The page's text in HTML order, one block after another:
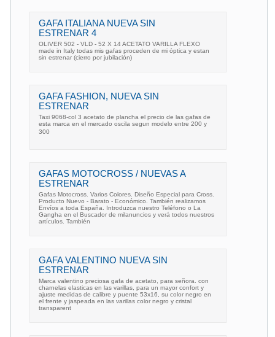
GAFA ITALIANA NUEVA SIN
ESTRENAR 4
OLIVER 502 - VLD - 52 X 14 ACETATO VARILLA FLEXO
made in Italy todas mis gafas proceden de mi óptica y estan
sin estrenar (cierro por jubilación)
GAFA FASHION, NUEVA SIN
ESTRENAR
Taxi 9068-col 3 acetato de plancha el precio de las gafas de
esta marca en el mercado oscila segun modelo entre 200 y
300 
GAFAS MOTOCROSS / NUEVAS A
ESTRENAR
Gafas Motocross. Varios Colores. Diseño Especial para Cross.
Producto Nuevo - Barato - Económico. También realizamos
Envíos a toda España. Introduzca nuestro Teléfono o La
Gangha en el Buscador de milanuncios y verá todos nuestros
artículos. También
GAFA VALENTINO NUEVA SIN
ESTRENAR
Marca valentino preciosa gafa de acetato, para señora. con
charnelas elasticas en las varillas, para un mayor confort y
ajuste medidas de calibre y puente 53x16, su color negro en
el frente y jaspeada en las varillas color negro y cristal
transparent